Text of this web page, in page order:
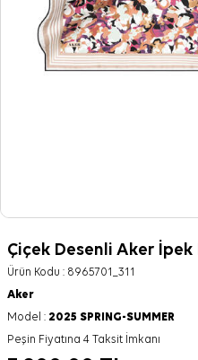
Çiçek Desenli Aker
Ürün Kodu : 8965701_311
Aker
Model : 2025 SPRING-SUMMER
Peşin Fiyatına 4 Taksit İmkanı